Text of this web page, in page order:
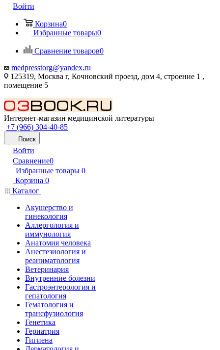
Войти
Корзина0
Избранные товары0
Сравнение товаров0
medpresstorg@yandex.ru
125319, Москва г, Кочновский проезд, дом 4, строение 1 ,
помещение 5
Интернет-магазин медицинской литературы
+7 (966) 304-40-85
Поиск
Войти
Сравнение0
Избранные товары 0
Корзина 0
Каталог
Акушерство и
гинекология
Аллергология и
иммунология
Анатомия человека
Анестезиология и
реаниматология
Ветеринария
Внутренние болезни
Гастроэнтерология и
гепатология
Гематология и
трансфузиология
Генетика
Гериатрия
Гигиена